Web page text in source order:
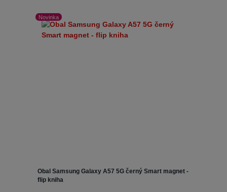
Novinka
Obal Samsung Galaxy A57 5G černý Smart magnet -
flip kniha